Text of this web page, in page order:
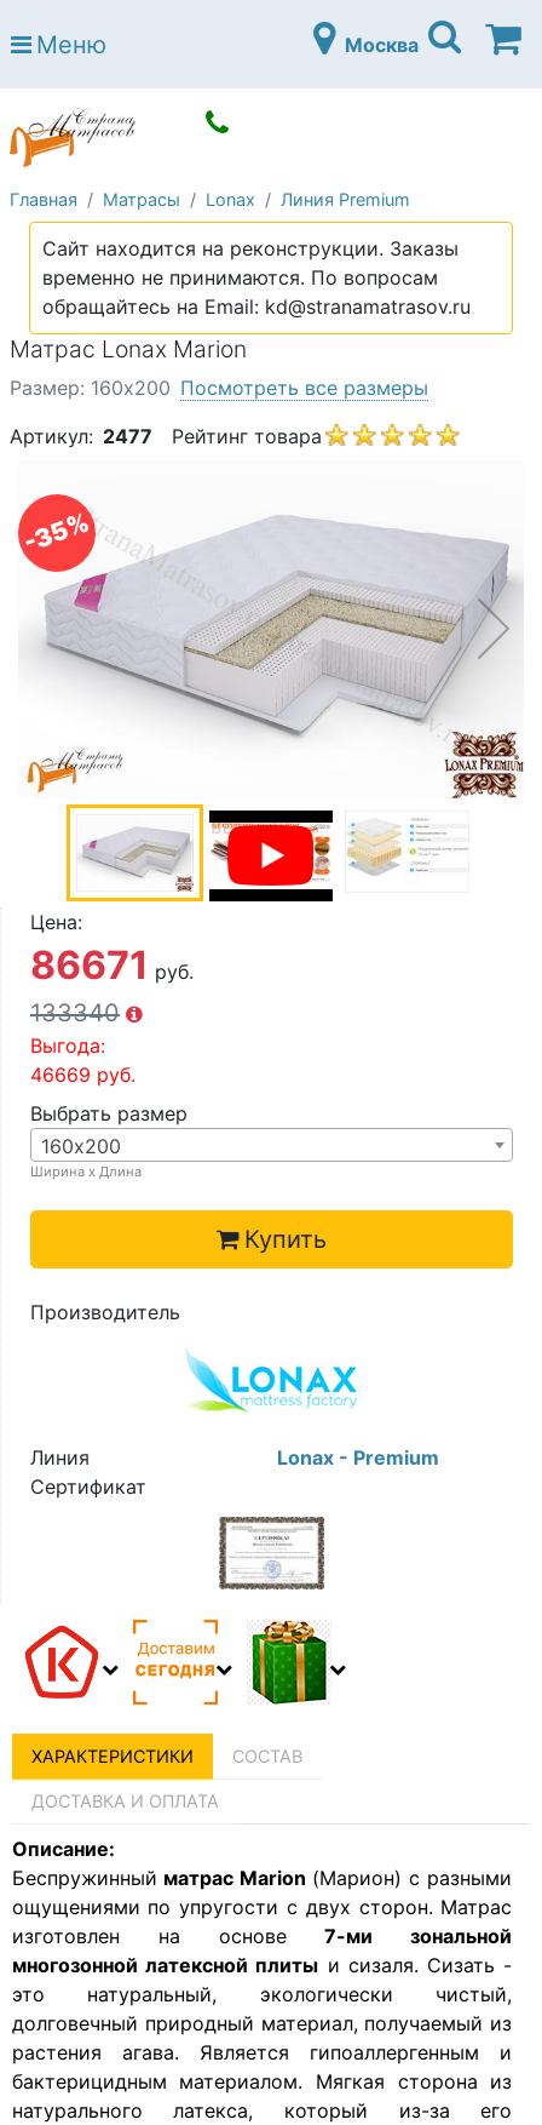
Страна матрасов
Open submenu (Матрасы)
Open submenu (Кровати)
Кровати
Open submenu (Аксессуары)
Open submenu (Диваны)
Диваны
Open submenu (Постельное белье)
Постельное белье
Open submenu (Мебель)
Мебель
Open submenu (Основания)
Основания
Open submenu (Детские матрасы)
Open submenu (Детские кровати)
Open submenu (Шкафы)
Шкафы
О компании
Контакты
Доставка по городу
Меню Москва
Главная Матрасы Lonax Линия Premium
Сайт находится на реконструкции. Заказы
временно не принимаются. По вопросам
обращайтесь на Email: kd@stranamatrasov.ru
Матрас Lonax Marion
-35%
Размер: 160х200 Посмотреть все размеры
Артикул: 2477 Рейтинг товара
Цена:
86671 руб.
133340
Выгода:
46669 руб.
Выбрать размер
160х200
Ширина х Длина
Купить
Производитель
Линия
Lonax - Premium
Сертификат
ХАРАКТЕРИСТИКИ СОСТАВ
ДОСТАВКА И ОПЛАТА
Описание:
Беспружинный матрас Marion (Марион) с разными
ощущениями по упругости с двух сторон. Матрас
изготовлен на основе7-ми зональной
многозонной латексной плиты и сизаля. Сизать -
это натуральный, экологически чистый,
долговечный природный материал, получаемый из
растения агава. Является гипоаллергенным и
бактерицидным материалом. Мягкая сторона из
натурального латекса, который из-за его